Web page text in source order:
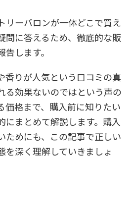
リーバロンが一体どこで買え
問に答えるため、徹底的な販
します。
香りが人気という口コミの真
る効果ないのではという声の
価格まで、購入前に知りたい
にまとめて解説します。購入
ためにも、この記事で正しい
を深く理解していきましょ